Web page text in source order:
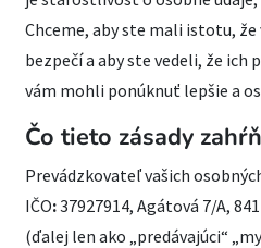
Chceme, aby ste mali istotu, že
bezpečí a aby ste vedeli, že ich
vám mohli ponúknuť lepšie a
Čo tieto zásady
Prevádzkovateľ vašich
IČO:37927914, Agátová 7/A,
(ďalej len ako „predávajúci“